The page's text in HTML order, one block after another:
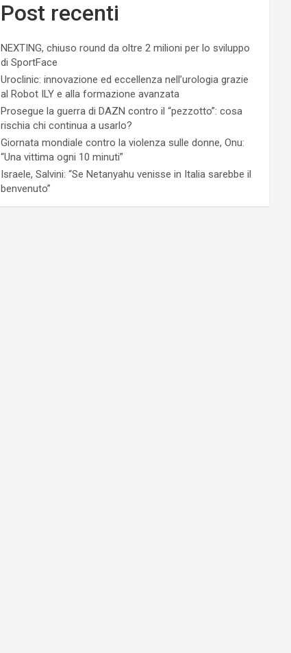
Post recenti
NEXTING, chiuso round da oltre 2 milioni per lo sviluppo
di SportFace
Uroclinic: innovazione ed eccellenza nell’urologia grazie
al Robot ILY e alla formazione avanzata
Prosegue la guerra di DAZN contro il “pezzotto”: cosa
rischia chi continua a usarlo?
Giornata mondiale contro la violenza sulle donne, Onu:
“Una vittima ogni 10 minuti”
Israele, Salvini: “Se Netanyahu venisse in Italia sarebbe il
benvenuto”